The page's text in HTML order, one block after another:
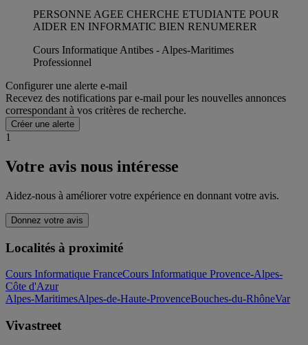
PERSONNE AGEE CHERCHE ETUDIANTE POUR
AIDER EN INFORMATIC BIEN RENUMERER
Cours Informatique Antibes - Alpes-Maritimes
Professionnel
Configurer une alerte e-mail
Recevez des notifications par e-mail pour les nouvelles annonces
correspondant à vos critères de recherche.
Créer une alerte
1
Votre avis nous intéresse
Aidez-nous à améliorer votre expérience en donnant votre avis.
Donnez votre avis
Localités à proximité
Cours Informatique FranceCours Informatique Provence-Alpes-
Côte d'Azur
Alpes-MaritimesAlpes-de-Haute-ProvenceBouches-du-RhôneVar
Vivastreet